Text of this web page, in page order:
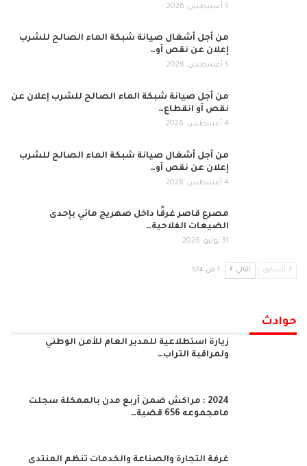
5 أغسطس, 2026
من أجل أشغال صيانة شبكة الماء الصالح للشرب
إعلان عن نقص أو…
5 أغسطس, 2026
من أجل صيانة شبكة الماء الصالح للشرب إعلان عن
نقص أو انقطاع…
4 أغسطس, 2026
من أجل أشغال صيانة شبكة الماء الصالح للشرب
إعلان عن نقص أو…
4 أغسطس, 2026
مصرع قاصر غرقًا داخل صهريج مائي بإحدى
الضيعات الفلاحية…
31 يوليو, 2026
السابق التالي 1 من 574
حوادث
زيارة استطلاعية للمدير العام للأمن الوطني
ولمراقبة التراب…
2024 : مراكش ضمن أربع مدن بالممكلة سجلت
مامجموعه 656 قضية…
غرفة التجارة والصناعة والخدمات تنظم المنتدى